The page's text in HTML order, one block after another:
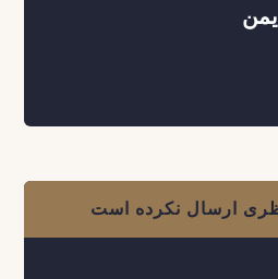
ارسال نکرده است